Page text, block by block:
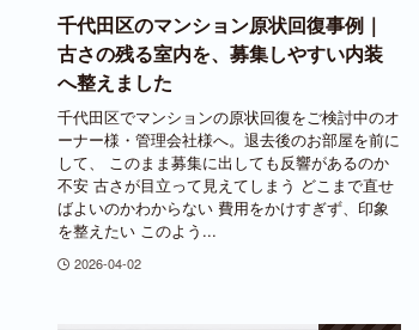
千代田区のマンション原状回復事例｜
古さの残る室内を、募集しやすい内装
へ整えました
千代田区でマンションの原状回復をご検討中のオ
ーナー様・管理会社様へ。退去後のお部屋を前に
して、 このまま募集に出しても反響があるのか
不安 古さが目立って見えてしまう どこまで直せ
ばよいのかわからない 費用をかけすぎず、印象
を整えたい このよう...
2026-04-02